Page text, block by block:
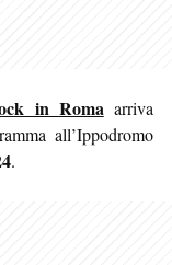
in Roma arriva
all’Ippodromo
.